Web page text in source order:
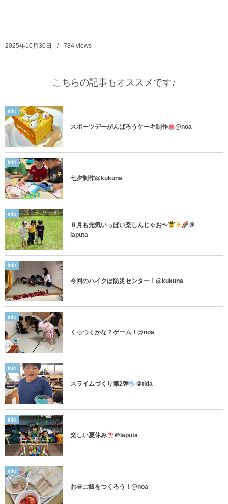
2025年10月30日 784 views
こちらの記事もオススメです♪
info
スポーツデーがんばろうケーキ制作 @noa
info
七夕制作@kukuna
info
８月も元気いっぱい楽しんじゃお〜
＠
laputa
info
今回のハイクは防災センター！@kukuna
info
くっつくかな？ゲーム！@noa
info
スライムづくり第2弾 ＠tida
info
楽しい夏休み ＠laputa
info
お昼ご飯をつくろう！@noa